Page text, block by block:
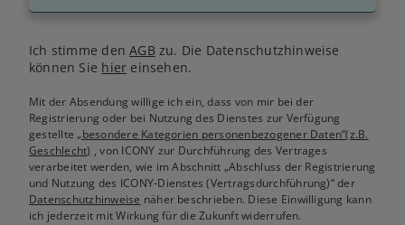
Ich stimme denAGB zu. Die Datenschutzhinweise
können Sie hier einsehen.
Mit der Absendung willige ich ein, dass von mir bei der
Registrierung oder bei Nutzung des Dienstes zur Verfügung
gestellte„besondere Kategorien personenbezogener Daten“(z.B.
Geschlecht) , von ICONY zur Durchführung des Vertrages
verarbeitet werden, wie im Abschnitt „Abschluss der Registrierung
und Nutzung des ICONY-Dienstes (Vertragsdurchführung)“ der
Datenschutzhinweise näher beschrieben. Diese Einwilligung kann
ich jederzeit mit Wirkung für die Zukunft widerrufen.